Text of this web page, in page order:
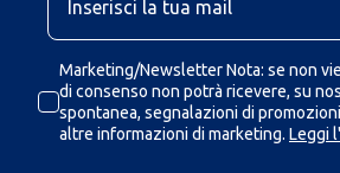
Marketing/Newsletter Nota: se non
di consenso non potrà ricevere, su
spontanea, segnalazioni di
altre informazioni di marketing. Leggi